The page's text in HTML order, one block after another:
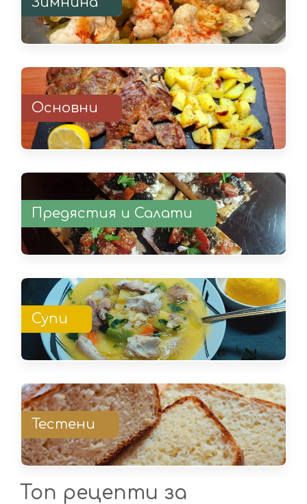
Основни
Предястия и Салати
Супи
Тестени
Топ рецепти за